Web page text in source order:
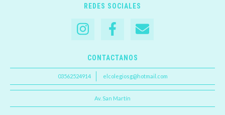
REDES SOCIALES
CONTACTANOS
03562524914 elcolegiosg@hotmail.com
Av. San Martín